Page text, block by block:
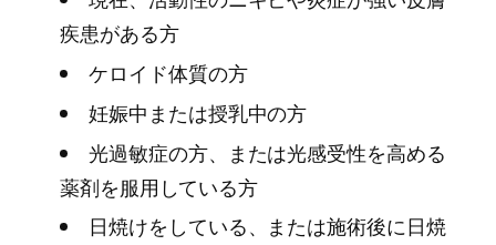
疾患がある方
ケロイド体質の方
妊娠中または授乳中の方
光過敏症の方、または光感受性を高める
薬剤を服用している方
日焼けをしている、または施術後に日焼